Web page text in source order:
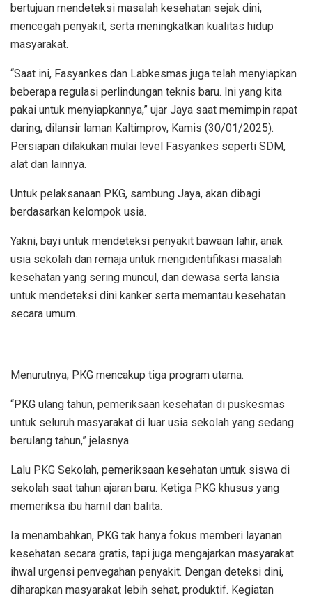
bertujuan mendeteksi masalah kesehatan sejak dini,
mencegah penyakit, serta meningkatkan kualitas hidup
masyarakat.
“Saat ini, Fasyankes dan Labkesmas juga telah menyiapkan
beberapa regulasi perlindungan teknis baru. Ini yang kita
pakai untuk menyiapkannya,” ujar Jaya saat memimpin rapat
daring, dilansir laman Kaltimprov, Kamis (30/01/2025).
Persiapan dilakukan mulai level Fasyankes seperti SDM,
alat dan lainnya.
Untuk pelaksanaan PKG, sambung Jaya, akan dibagi
berdasarkan kelompok usia.
Yakni, bayi untuk mendeteksi penyakit bawaan lahir, anak
usia sekolah dan remaja untuk mengidentifikasi masalah
kesehatan yang sering muncul, dan dewasa serta lansia
untuk mendeteksi dini kanker serta memantau kesehatan
secara umum.
Menurutnya, PKG mencakup tiga program utama.
“PKG ulang tahun, pemeriksaan kesehatan di puskesmas
untuk seluruh masyarakat di luar usia sekolah yang sedang
berulang tahun,” jelasnya.
Lalu PKG Sekolah, pemeriksaan kesehatan untuk siswa di
sekolah saat tahun ajaran baru. Ketiga PKG khusus yang
memeriksa ibu hamil dan balita.
Ia menambahkan, PKG tak hanya fokus memberi layanan
kesehatan secara gratis, tapi juga mengajarkan masyarakat
ihwal urgensi penvegahan penyakit. Dengan deteksi dini,
diharapkan masyarakat lebih sehat, produktif. Kegiatan